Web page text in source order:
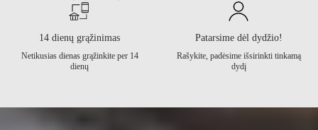
14 dienų grąžinimas
Netikusias dienas grąžinkite per 14
dienų
Patarsime dėl dydžio!
Rašykite, padėsime išsirinkti tinkamą
dydį